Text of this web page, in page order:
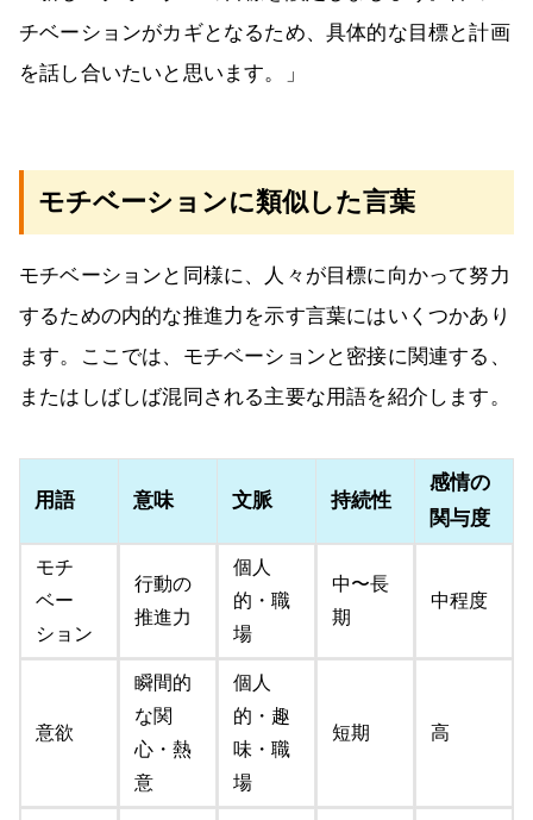
チベーションがカギとなるため、具体的な目標と計画
を話し合いたいと思います。」
モチベーションに類似した言葉
モチベーションと同様に、人々が目標に向かって努力
するための内的な推進力を示す言葉にはいくつかあり
ます。ここでは、モチベーションと密接に関連する、
またはしばしば混同される主要な用語を紹介します。
用語 意味 文脈 持続性
感情の
関与度
モチ
ベー
ション
行動の
推進力
個人
的・職
場
中〜長
期
中程度
意欲
瞬間的
な関
心・熱
意
個人
的・趣
味・職
場
短期 高